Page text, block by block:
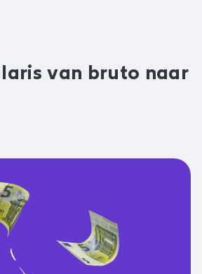
van bruto naar